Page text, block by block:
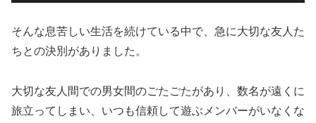
そんな息苦しい生活を続けている中で、急に大切な友人た
ちとの決別がありました。
大切な友人間での男女間のごたごたがあり、数名が遠くに
旅立ってしまい、いつも信頼して遊ぶメンバーがいなくな